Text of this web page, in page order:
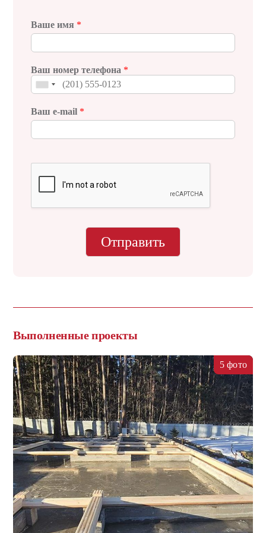
Ваше имя *
Ваш номер телефона *
Ваш e-mail *
Отправить
Выполненные проекты
5 фото